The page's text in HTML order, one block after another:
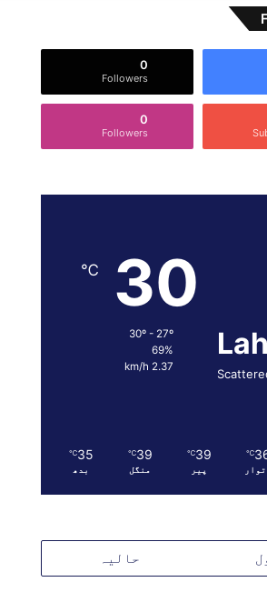
0
Followers
0
Followers
30
℃
30º - 27º
69%
2.37 km/h
℃
39
℃
پیر
39
℃
منگل
35
℃
بدھ
حالیہ